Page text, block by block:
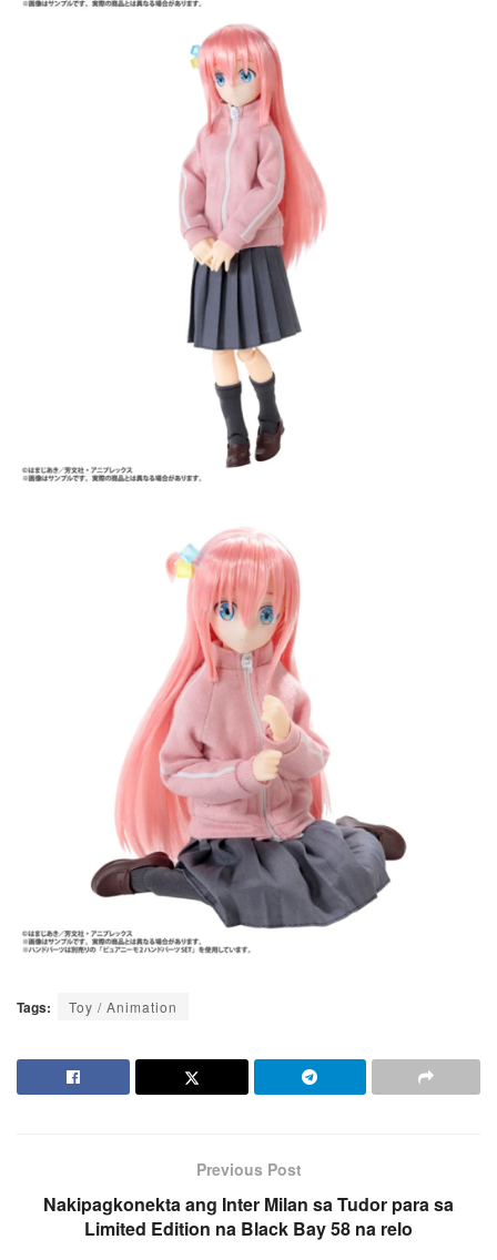
Tags: Toy / Animation
Previous Post
Nakipagkonekta ang Inter Milan sa Tudor para sa
Limited Edition na Black Bay 58 na relo